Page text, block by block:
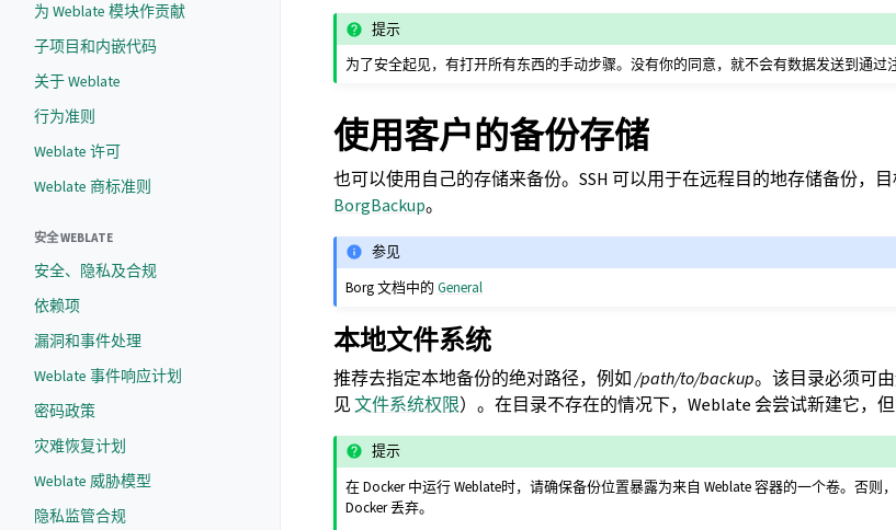
为 Weblate 模块作贡献
子项目和内嵌代码
关于 Weblate
行为准则
Weblate 许可
Weblate 商标准则
安全 WEBLATE
安全、隐私及合规
依赖项
漏洞和事件处理
Weblate 事件响应计划
密码政策
灾难恢复计划
Weblate 威胁模型
隐私监管合规
提示
为了安全起见，有打开所有东西的手动步骤。没有你的同意，就不会有数据发送到通过
使用客户的备份存储
也可以使用自己的存储来备份。SSH 可以用于在远程目的地存储备份，
BorgBackup。
参见
Borg 文档中的General
本地文件系统
推荐去指定本地备份的绝对路径，例如/path/to/backup。该目录必须可
见文件系统权限）。在目录不存在的情况下，Weblate 会尝试新建它，
提示
在 Docker 中运行 Weblate时，请确保备份位置暴露为来自 Weblate 容器的一个卷。否
Docker 丢弃。